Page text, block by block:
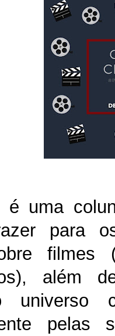
é uma
para
além
pelas